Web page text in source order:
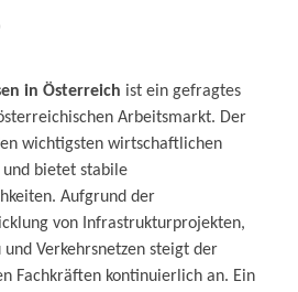
in Österreich ist ein gefragtes
Arbeitsmarkt. Der
wichtigsten wirtschaftlichen
und bietet stabile
Aufgrund der
von Infrastrukturprojekten,
und Verkehrsnetzen steigt der
Fachkräften kontinuierlich an. Ein